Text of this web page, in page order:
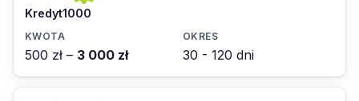
Kredyt1000
500 zł – 3 000 zł 30 - 120 dni